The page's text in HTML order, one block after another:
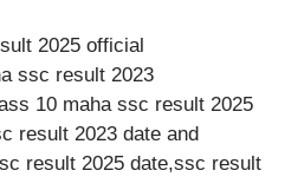
2025 official
ssc result 2023
10 maha ssc result 2025
result 2023 date and
result 2025 date,ssc result